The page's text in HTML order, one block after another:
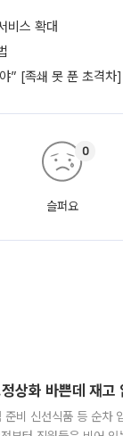
비스 확대
” [족쇄 못 푼 초격차]
슬퍼요
0
상화 바쁜데 재고
비 신선식품 등 순차